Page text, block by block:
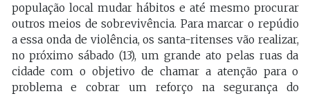
população local mudar hábitos e até mesmo procurar
outros meios de sobrevivência. Para marcar o repúdio
a essa onda de violência, os santa-ritenses vão realizar,
no próximo sábado (13), um grande ato pelas ruas da
cidade com o objetivo de chamar a atenção para o
problema e cobrar um reforço na segurança do